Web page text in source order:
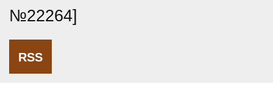
№22264]
RSS